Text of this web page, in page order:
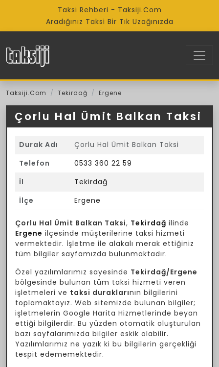
Taksi Rehberi - Taksiji.Com
Aradığınız Taksi Bir Tık Uzağınızda
Taksiji.Com Tekirdağ Ergene
Çorlu Hal Ümit Balkan Taksi
Durak Adı
Çorlu Hal Ümit Balkan Taksi
Telefon
0533 360 22 59
İl
Tekirdağ
İlçe
Ergene
Çorlu Hal Ümit Balkan Taksi, Tekirdağ ilinde
Ergene ilçesinde müşterilerine taksi hizmeti
vermektedir. İşletme ile alakalı merak ettiğiniz
tüm bilgiler sayfamızda bulunmaktadır.
Özel yazılımlarımız sayesinde Tekirdağ/Ergene
bölgesinde bulunan tüm taksi hizmeti veren
işletmeleri ve taksi duraklarının bilgilerini
toplamaktayız. Web sitemizde bulunan bilgiler;
işletmelerin Google Harita Hizmetlerinde beyan
ettiği bilgilerdir. Bu yüzden otomatik oluşturulan
bazı sayfalarımızda bilgiler eskik olabilir.
Yazılımlarımız ne yazık ki bu bilgilerin gerçekliği
tespit edememektedir.